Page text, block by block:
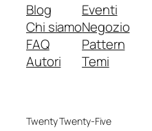
Blog
Chi siamo
FAQ
Autori
Eventi
Negozio
Pattern
Temi
Twenty Twenty-Five